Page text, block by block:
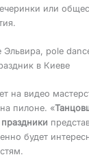
или
pole
в Киеве
на видео
пилоне. «
будет